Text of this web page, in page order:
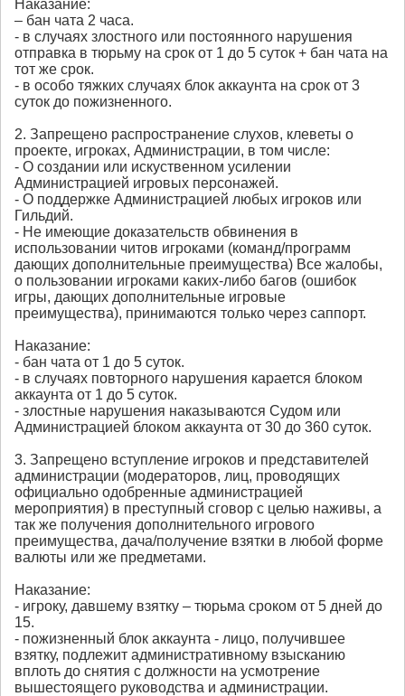
Наказание:
– бан чата 2 часа.
- в случаях злостного или постоянного нарушения
отправка в тюрьму на срок от 1 до 5 суток + бан чата на
тот же срок.
- в особо тяжких случаях блок аккаунта на срок от 3
суток до пожизненного.
2. Запрещено распространение слухов, клеветы о
проекте, игроках, Администрации, в том числе:
- О создании или искуственном усилении
Администрацией игровых персонажей.
- О поддержке Администрацией любых игроков или
Гильдий.
- Не имеющие доказательств обвинения в
использовании читов игроками (команд/программ
дающих дополнительные преимущества) Все жалобы,
о пользовании игроками каких-либо багов (ошибок
игры, дающих дополнительные игровые
преимущества), принимаются только через саппорт.
Наказание:
- бан чата от 1 до 5 суток.
- в случаях повторного нарушения карается блоком
аккаунта от 1 до 5 суток.
- злостные нарушения наказываются Судом или
Администрацией блоком аккаунта от 30 до 360 суток.
3. Запрещено вступление игроков и представителей
администрации (модераторов, лиц, проводящих
официально одобренные администрацией
мероприятия) в преступный сговор с целью наживы, а
так же получения дополнительного игрового
преимущества, дача/получение взятки в любой форме
валюты или же предметами.
Наказание:
- игроку, давшему взятку – тюрьма сроком от 5 дней до
15.
- пожизненный блок аккаунта - лицо, получившее
взятку, подлежит административному взысканию
вплоть до снятия с должности на усмотрение
вышестоящего руководства и администрации.